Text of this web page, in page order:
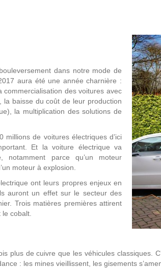
dans notre mode de
aura été une année charnière :
des voitures avec
la baisse du coût de leur production
la multiplication des solutions de
millions de voitures électriques d’ici
Et la voiture électrique va
notamment parce qu’un moteur
moteur à explosion.
ont leurs propres enjeux en
auront un effet sur le secteur des
Trois matières premières attirent
cobalt.
plus de cuivre que les véhicules classiques.
: les mines vieillissent, les gisements